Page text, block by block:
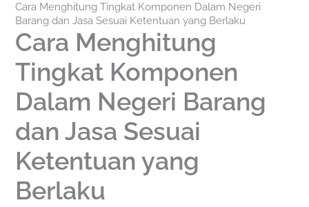
Cara Menghitung Tingkat Komponen Dalam Negeri
Barang dan Jasa Sesuai Ketentuan yang Berlaku
Cara Menghitung
Tingkat Komponen
Dalam Negeri Barang
dan Jasa Sesuai
Ketentuan yang
Berlaku